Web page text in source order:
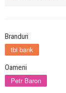
Branduri
tbi bank
Oameni
Petr Baron